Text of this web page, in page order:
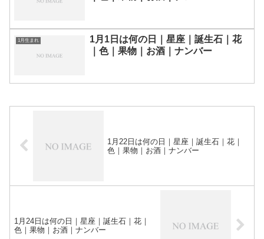
1月生まれ
1月1日は何の日｜星座｜誕生石｜花
｜色｜果物｜お酒｜ナンバー
1月22日は何の日｜星座｜誕生石｜花｜
色｜果物｜お酒｜ナンバー
1月24日は何の日｜星座｜誕生石｜花｜
色｜果物｜お酒｜ナンバー